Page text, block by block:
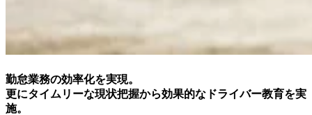
勤怠業務の効率化を実現。
更にタイムリーな現状把握から効果的なドライバー教育を実
施。